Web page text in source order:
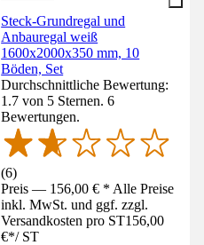
Steck-Grundregal und
Anbauregal weiß
1600x2000x350 mm, 10
Böden, Set
Durchschnittliche Bewertung:
1.7 von 5 Sternen. 6
Bewertungen.
(6)
Preis — 156,00 € * Alle Preise
inkl. MwSt. und ggf. zzgl.
Versandkosten pro ST156,00
€*/ ST